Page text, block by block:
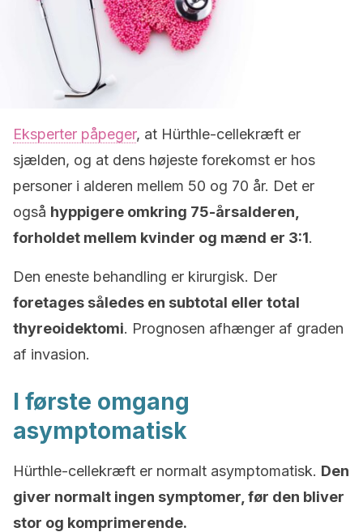
Eksperter påpeger, at Hürthle-cellekræft er
sjælden, og at dens højeste forekomst er hos
personer i alderen mellem 50 og 70 år. Det er
også hyppigere omkring 75-årsalderen,
forholdet mellem kvinder og mænd er 3:1.
Den eneste behandling er kirurgisk. Der
foretages således en subtotal eller total
thyreoidektomi. Prognosen afhænger af graden
af invasion.
I første omgang
asymptomatisk
Hürthle-cellekræft er normalt asymptomatisk. Den
giver normalt ingen symptomer, før den bliver
stor og komprimerende.